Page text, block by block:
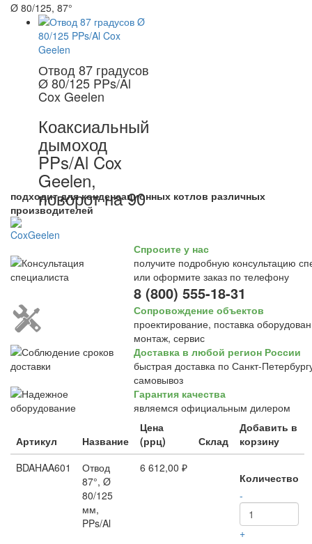
Ø 80/125, 87°
Отвод 87 градусов
Ø 80/125 PPs/Al
Cox Geelen
Коаксиальный
дымоход
PPs/Al Cox
Geelen,
поворот на 90
подходит для конденсационных котлов различных
производителей
Спросите у нас
получите подробную консультацию
или оформите заказ по телефону
8 (800) 555-18-31
Сопровождение объектов
проектирование, поставка
монтаж, сервис
Доставка в любой регион России
быстрая доставка по Санкт-
самовывоз
Гарантия качества
являемся официальным дилером
Артикул Название
Цена
(ррц)
Склад
Добавить в
корзину
BDAHAA601
Отвод
87°, Ø
80/125
мм,
PPs/Al
6 612,00 ₽
Количество
-
+